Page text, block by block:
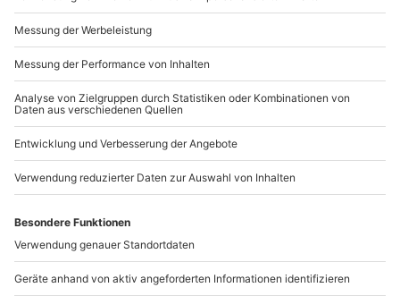
Andere Produkte entdecken
Lamborghini selber
Luzern
Luzern